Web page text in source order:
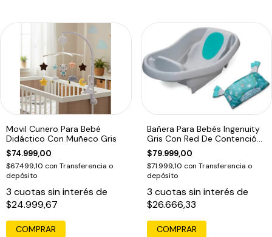
Movil Cunero Para Bebé
Didáctico Con Muñeco Gris
$74.999,00
$67.499,10 con Transferencia o
depósito
3 cuotas sin interés de
$24.999,67
Bañera Para Bebés Ingenuity
Gris Con Red De Contención
Turquesa
$79.999,00
$71.999,10 con Transferencia o
depósito
3 cuotas sin interés de
$26.666,33